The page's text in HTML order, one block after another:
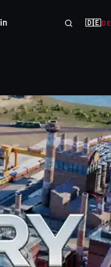
🇩🇪DE